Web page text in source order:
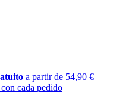
a partir de 54,90 €
con cada pedido